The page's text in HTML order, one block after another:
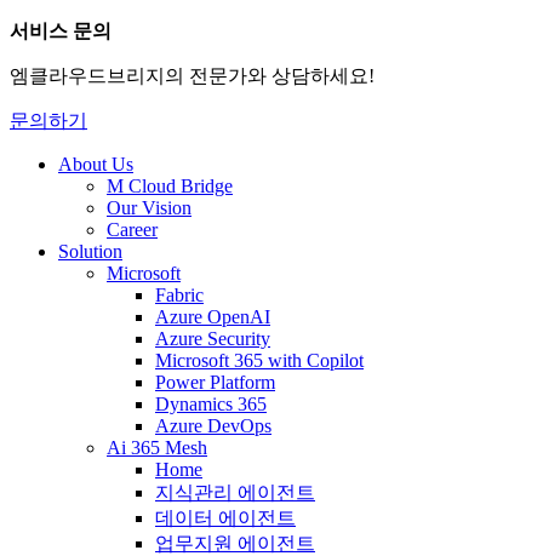
서비스 문의
엠클라우드브리지의 전문가와 상담하세요!
문의하기
About Us
M Cloud Bridge
Our Vision
Career
Solution
Microsoft
Fabric
Azure OpenAI
Azure Security
Microsoft 365 with Copilot
Power Platform
Dynamics 365
Azure DevOps
Ai 365 Mesh
Home
지식관리 에이전트
데이터 에이전트
업무지원 에이전트